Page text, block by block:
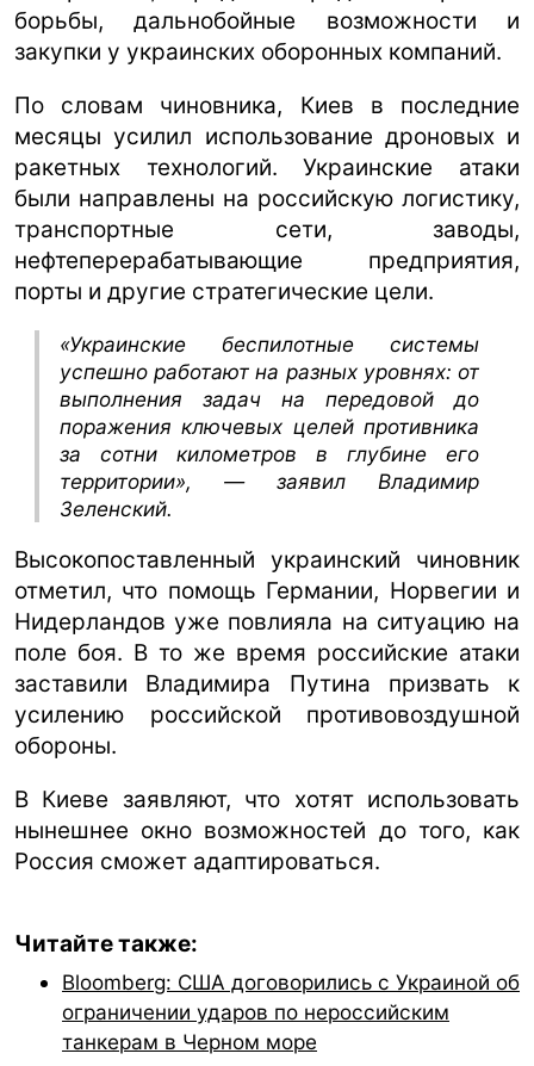
борьбы, дальнобойные возможности и
закупки у украинских оборонных компаний.
По словам чиновника, Киев в последние
месяцы усилил использование дроновых и
ракетных технологий. Украинские атаки
были направлены на российскую логистику,
транспортные сети, заводы,
нефтеперерабатывающие предприятия,
порты и другие стратегические цели.
«Украинские беспилотные системы
успешно работают на разных уровнях: от
выполнения задач на передовой до
поражения ключевых целей противника
за сотни километров в глубине его
территории», — заявил Владимир
Зеленский.
Высокопоставленный украинский чиновник
отметил, что помощь Германии, Норвегии и
Нидерландов уже повлияла на ситуацию на
поле боя. В то же время российские атаки
заставили Владимира Путина призвать к
усилению российской противовоздушной
обороны.
В Киеве заявляют, что хотят использовать
нынешнее окно возможностей до того, как
Россия сможет адаптироваться.
Читайте также:
Bloomberg: США договорились с Украиной об
ограничении ударов по нероссийским
танкерам в Черном море